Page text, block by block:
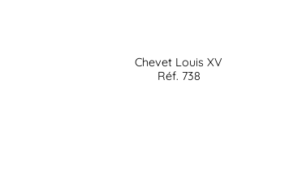
Chevet Louis XV
Réf. 738